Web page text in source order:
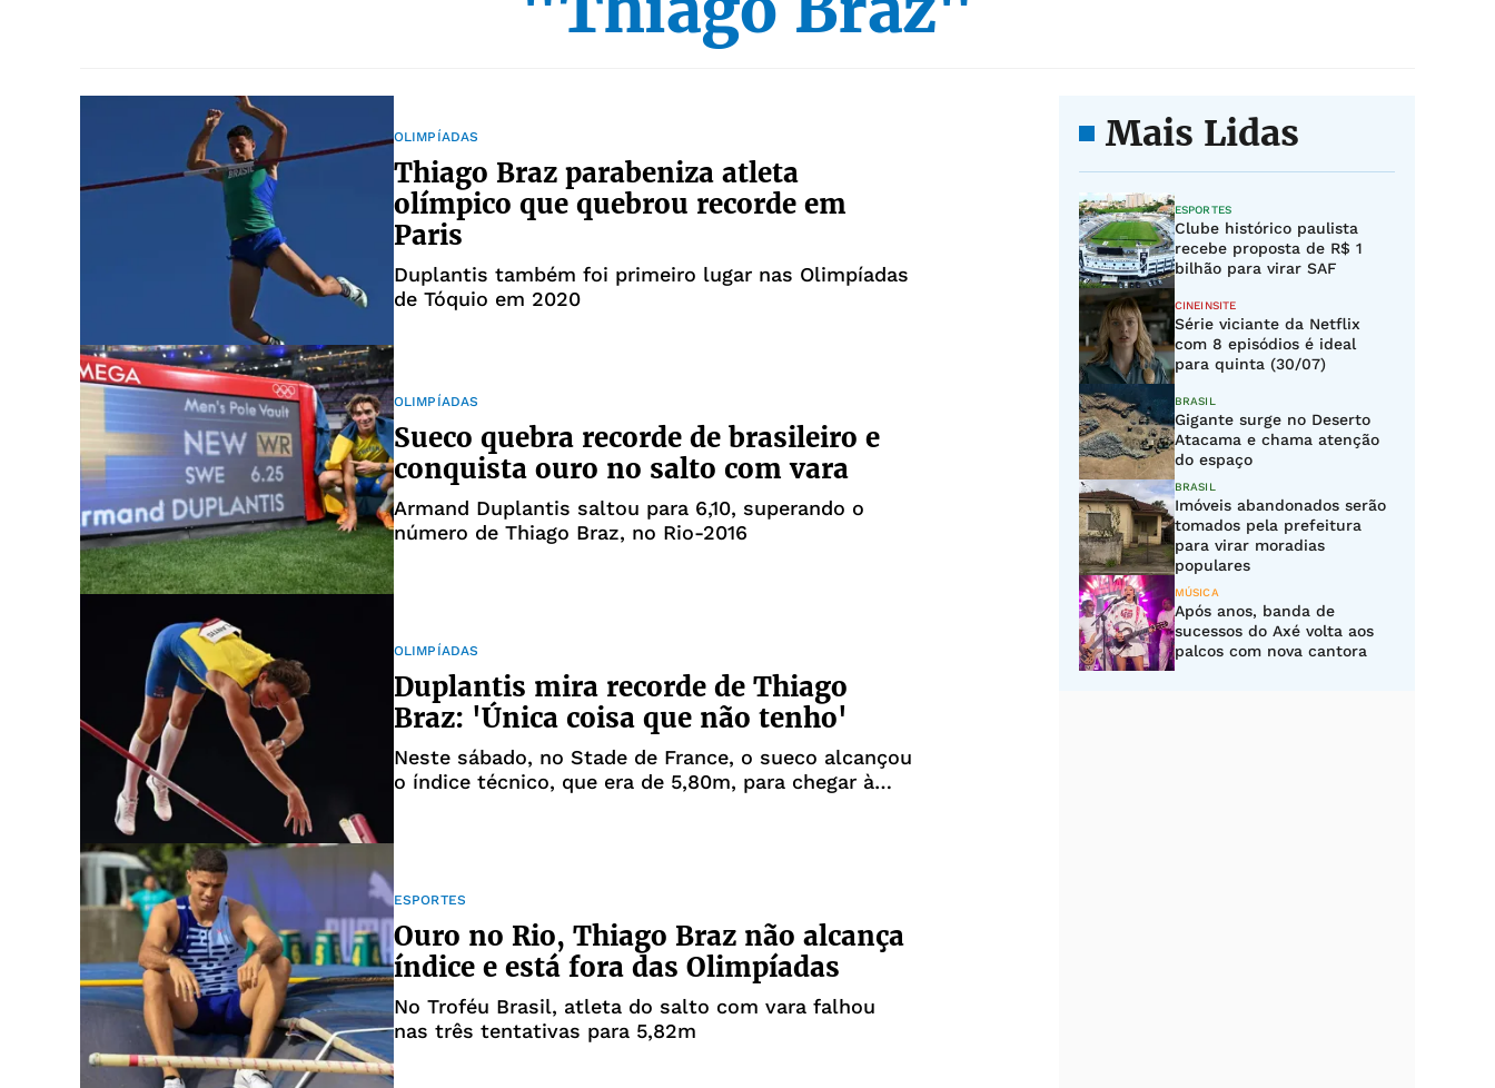
OLIMPÍADAS
Thiago Braz parabeniza atleta
olímpico que quebrou recorde em
Paris
Duplantis também foi primeiro lugar nas Olimpíadas
de Tóquio em 2020
OLIMPÍADAS
Sueco quebra recorde de brasileiro e
conquista ouro no salto com vara
Armand Duplantis saltou para 6,10, superando o
número de Thiago Braz, no Rio-2016
OLIMPÍADAS
Duplantis mira recorde de Thiago
Braz: 'Única coisa que não tenho'
Neste sábado, no Stade de France, o sueco alcançou
o índice técnico, que era de 5,80m, para chegar à
ESPORTES
Ouro no Rio, Thiago Braz não alcança
índice e está fora das Olimpíadas
No Troféu Brasil, atleta do salto com vara falhou
nas três tentativas para 5,82m
Mais Lidas
ESPORTES
Clube histórico paulista
recebe proposta de R$ 1
bilhão para virar SAF
CINEINSITE
Série viciante da Netflix
com 8 episódios é ideal
para quinta (30/07)
BRASIL
Gigante surge no Deserto
Atacama e chama atenção
do espaço
BRASIL
Imóveis abandonados serão
tomados pela prefeitura
para virar moradias
populares
MÚSICA
Após anos, banda de
sucessos do Axé volta aos
palcos com nova cantora